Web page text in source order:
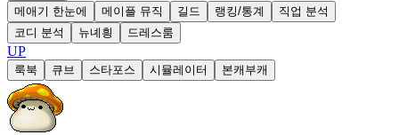
메애기 한눈에
메이플 뮤직 길드 랭킹/통계
직업 분석
코디 분석
뉴녜힁 드레스룸
UP
룩북 큐브 스타포스 시뮬레이터 본캐부캐